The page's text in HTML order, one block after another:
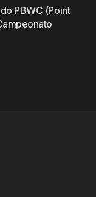
PBWC (Point